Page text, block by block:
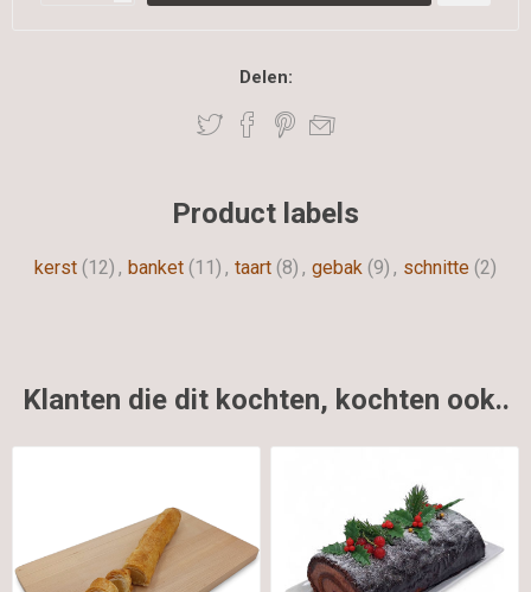
Delen:
Product labels
kerst (12) , banket (11) , taart (8) , gebak (9) , schnitte (2)
Klanten die dit kochten, kochten ook..